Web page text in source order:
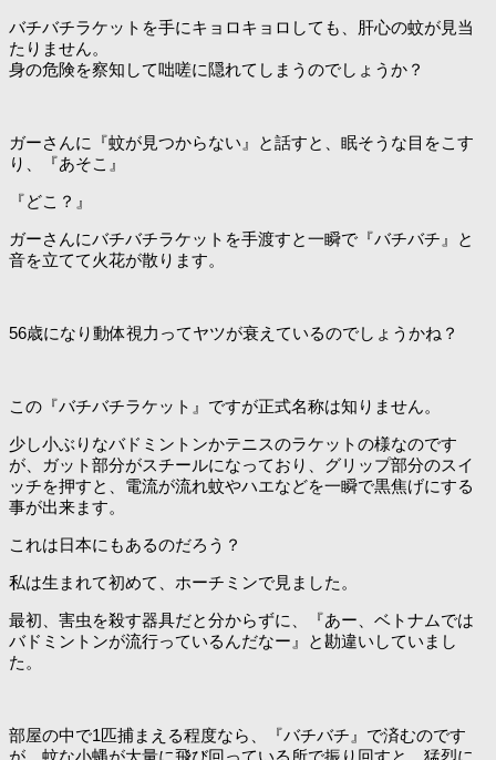
バチバチラケットを手にキョロキョロしても、肝心の蚊が見当
たりません。
身の危険を察知して咄嗟に隠れてしまうのでしょうか？
ガーさんに『蚊が見つからない』と話すと、眠そうな目をこす
り、『あそこ』
『どこ？』
ガーさんにバチバチラケットを手渡すと一瞬で『バチバチ』と
音を立てて火花が散ります。
56歳になり動体視力ってヤツが衰えているのでしょうかね？
この『バチバチラケット』ですが正式名称は知りません。
少し小ぶりなバドミントンかテニスのラケットの様なのです
が、ガット部分がスチールになっており、グリップ部分のスイ
ッチを押すと、電流が流れ蚊やハエなどを一瞬で黒焦げにする
事が出来ます。
これは日本にもあるのだろう？
私は生まれて初めて、ホーチミンで見ました。
最初、害虫を殺す器具だと分からずに、『あー、ベトナムでは
バドミントンが流行っているんだなー』と勘違いしていまし
た。
部屋の中で1匹捕まえる程度なら、『バチバチ』で済むのです